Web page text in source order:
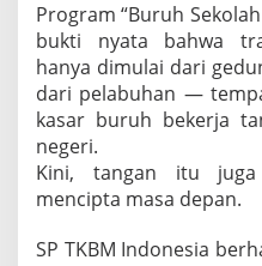
Program “Buruh
bukti nyata bahwa
hanya dimulai dari
dari pelabuhan —
kasar buruh bekerja
negeri.
Kini, tangan itu
mencipta masa depan.
SP TKBM Indonesia